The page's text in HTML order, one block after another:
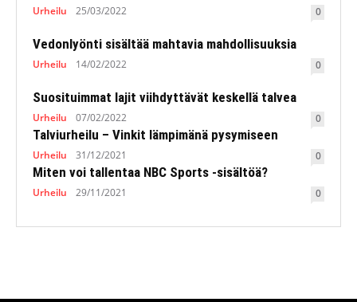
Urheilu 25/03/2022 0
Vedonlyönti sisältää mahtavia mahdollisuuksia
Urheilu 14/02/2022 0
Suosituimmat lajit viihdyttävät keskellä talvea
Urheilu 07/02/2022 0
Talviurheilu – Vinkit lämpimänä pysymiseen
Urheilu 31/12/2021 0
Miten voi tallentaa NBC Sports -sisältöä?
Urheilu 29/11/2021 0